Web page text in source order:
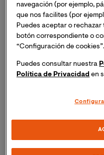
Proyecto de
for
Grupo de
Universidad
Financiado por: FEDER
Universität Innsbruck.
Profesora invitada.
navegación (por ejemplo,
que nos facilites (por
Puedes aceptar o
botón correspondiente o
“Configuración de cookies”.
Puedes consultar nuestra
Política de Privacidad en